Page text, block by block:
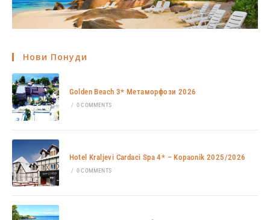
Нови Понуди
Golden Beach 3* Метаморфози 2026
/ 0 COMMENTS
Hotel Kraljevi Cardaci Spa 4* – Kopaonik 2025/2026
/ 0 COMMENTS